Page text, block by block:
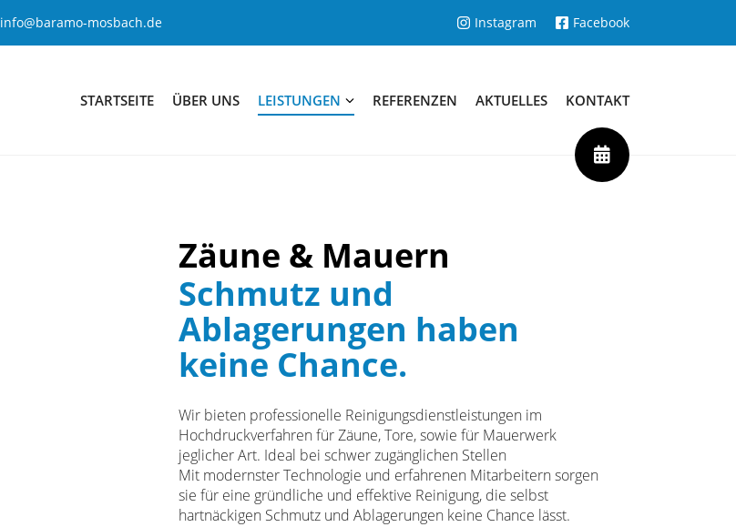
info@baramo-mosbach.de Instagram Facebook
STARTSEITE ÜBER UNS LEISTUNGEN REFERENZEN AKTUELLES KONTAKT
Zäune & Mauern
Schmutz und
Ablagerungen haben
keine Chance.
Wir bieten professionelle Reinigungsdienstleistungen im
Hochdruckverfahren für Zäune, Tore, sowie für Mauerwerk
jeglicher Art. Ideal bei schwer zugänglichen Stellen
Mit modernster Technologie und erfahrenen Mitarbeitern sorgen
sie für eine gründliche und effektive Reinigung, die selbst
hartnäckigen Schmutz und Ablagerungen keine Chance lässt.